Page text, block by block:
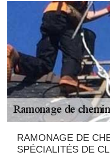
RAMONAGE DE
SPÉCIALITÉS DE